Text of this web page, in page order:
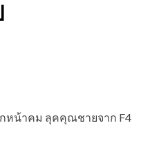
กหน้าคม ลุคคุณชายจาก F4